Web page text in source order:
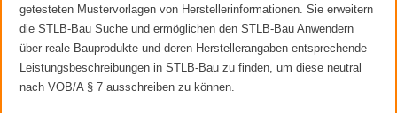
getesteten Mustervorlagen von Herstellerinformationen. Sie erweitern
die STLB-Bau Suche und ermöglichen den STLB-Bau Anwendern
über reale Bauprodukte und deren Herstellerangaben entsprechende
Leistungsbeschreibungen in STLB-Bau zu finden, um diese neutral
nach VOB/A § 7 ausschreiben zu können.